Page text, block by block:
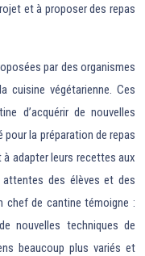
et à proposer des repas
par des organismes
cuisine végétarienne. Ces
d’acquérir de nouvelles
la préparation de repas
à adapter leurs recettes aux
des élèves et des
chef de cantine témoigne :
nouvelles techniques de
beaucoup plus variés et